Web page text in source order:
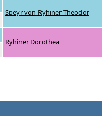
Speyr von-Ryhiner Theodor
Ryhiner Dorothea